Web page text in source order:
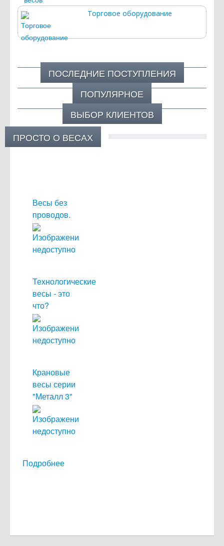
Торговое оборудование
ПОСЛЕДНИЕ ПОСТУПЛЕНИЯ
ПОПУЛЯРНОЕ
ВЫБОР КЛИЕНТОВ
ПРОСТО О ВЕСАХ
Весы без
проводов.
Технологические
весы - это
что?
Крановые
весы серии
"Металл 3"
Подробнее